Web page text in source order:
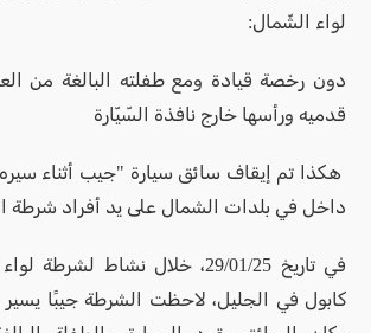
لواء الشّمال:
قدميه ورأسها خارج نافذة السّيّارة
هكذا تم إيقاف سائق سيارة "جيب أثناء
داخل في بلدات الشمال على يد أفراد شرطة
في تاريخ 29/01/25، خلال نشاط
كابول في الجليل، لاحظت الشرطة جيبًا